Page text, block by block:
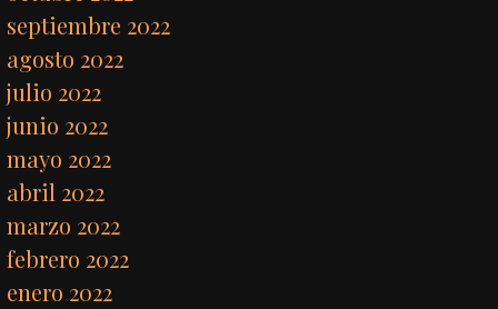
septiembre 2022
agosto 2022
julio 2022
junio 2022
mayo 2022
abril 2022
marzo 2022
febrero 2022
enero 2022